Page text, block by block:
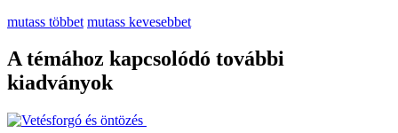
mutass többet mutass kevesebbet
A témához kapcsolódó további
kiadványok